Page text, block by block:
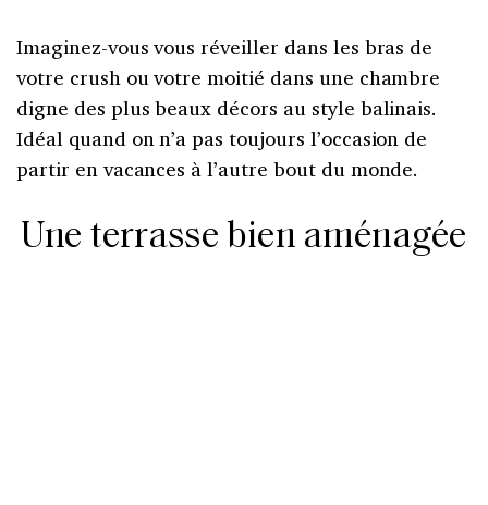
Imaginez-vous vous réveiller dans les bras de
votre crush ou votre moitié dans une chambre
digne des plus beaux décors au style balinais.
Idéal quand on n’a pas toujours l’occasion de
partir en vacances à l’autre bout du monde.
Une terrasse bien aménagée